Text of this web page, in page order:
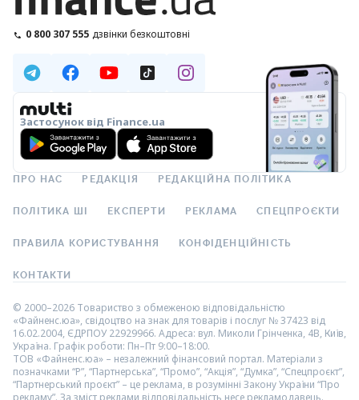
0 800 307 555 дзвінки безкоштовні
Застосунок від Finance.ua
ПРО НАС РЕДАКЦІЯ РЕДАКЦІЙНА ПОЛІТИКА
ПОЛІТИКА ШІ ЕКСПЕРТИ РЕКЛАМА СПЕЦПРОЄКТИ
ПРАВИЛА КОРИСТУВАННЯ КОНФІДЕНЦІЙНІСТЬ
КОНТАКТИ
© 2000–2026 Товариство з обмеженою відповідальністю
«Файненс.юа», свідоцтво на знак для товарів і послуг № 37423 від
16.02.2004, ЄДРПОУ 22929966. Адреса: вул. Миколи Грінченка, 4В, Київ,
Україна. Графік роботи: Пн–Пт 9:00–18:00.
ТОВ «Файненс.юа» – незалежний фінансовий портал. Матеріали з
позначками “Р”, “Партнерська”, “Промо”, “Акція”, “Думка”, “Спецпроєкт”,
“Партнерський проєкт” – це реклама, в розумінні Закону України “Про
рекламу”. За зміст реклами відповідальність несе рекламодавець.